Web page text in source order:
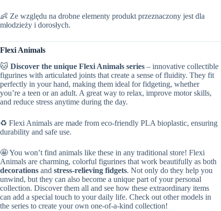
👶 Ze względu na drobne elementy produkt przeznaczony jest dla
młodzieży i dorosłych.
Flexi Animals
🐱 Discover the unique Flexi Animals series – innovative collectible
figurines with articulated joints that create a sense of fluidity. They fit
perfectly in your hand, making them ideal for fidgeting, whether
you’re a teen or an adult. A great way to relax, improve motor skills,
and reduce stress anytime during the day.
♻️ Flexi Animals are made from eco-friendly PLA bioplastic, ensuring
durability and safe use.
🤩 You won’t find animals like these in any traditional store! Flexi
Animals are charming, colorful figurines that work beautifully as both
decorations and stress-relieving fidgets. Not only do they help you
unwind, but they can also become a unique part of your personal
collection. Discover them all and see how these extraordinary items
can add a special touch to your daily life. Check out other models in
the series to create your own one-of-a-kind collection!